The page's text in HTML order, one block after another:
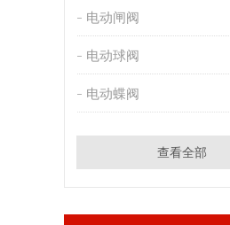
电动闸阀
电动球阀
电动蝶阀
查看全部